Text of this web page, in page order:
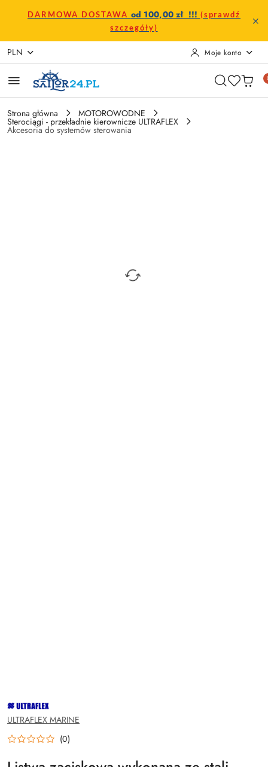
Przejdź do treści głównej
Przejdź do wyszukiwarki
Przejdź do moje konto
Przejdź do menu głównego
Przejdź do opisu produktu
Przejdź do stopki
DARMOWA DOSTAWA od 100,00 zł !!! (sprawdź
szczegóły)
PLN Moje konto
Strona główna MOTOROWODNE
Sterociągi - przekładnie kierownicze ULTRAFLEX
Akcesoria do systemów sterowania
NAZWA
PRODUCENTA:
ULTRAFLEX
ULTRAFLEX MARINE
(0)